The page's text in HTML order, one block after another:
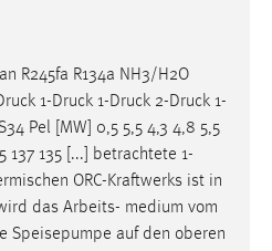
R245fa R134a NH3/H2O
1-Druck 1-Druck 2-Druck 1-
Pel [MW] 0,5 5,5 4,3 4,8 5,5
137 135 [...] betrachtete 1-
ORC-Kraftwerks ist in
das Arbeits- medium vom
Speisepumpe auf den oberen